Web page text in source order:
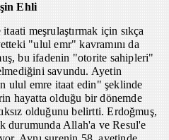
Ehli
meşrulaştırmak için sıkça
"ulul emr" kavramını da
bu ifadenin "otorite sahipleri"
savundu. Ayetin
ulul emre itaat edin" şeklinde
hayatta olduğu bir dönemde
olduğunu belirtti. Erdoğmuş,
durumunda Allah'a ve Resul'e